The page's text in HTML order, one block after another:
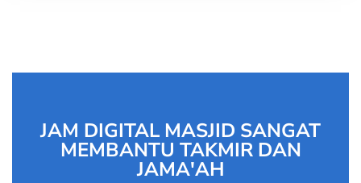
JAM DIGITAL MASJID SANGAT
MEMBANTU TAKMIR DAN
JAMA'AH